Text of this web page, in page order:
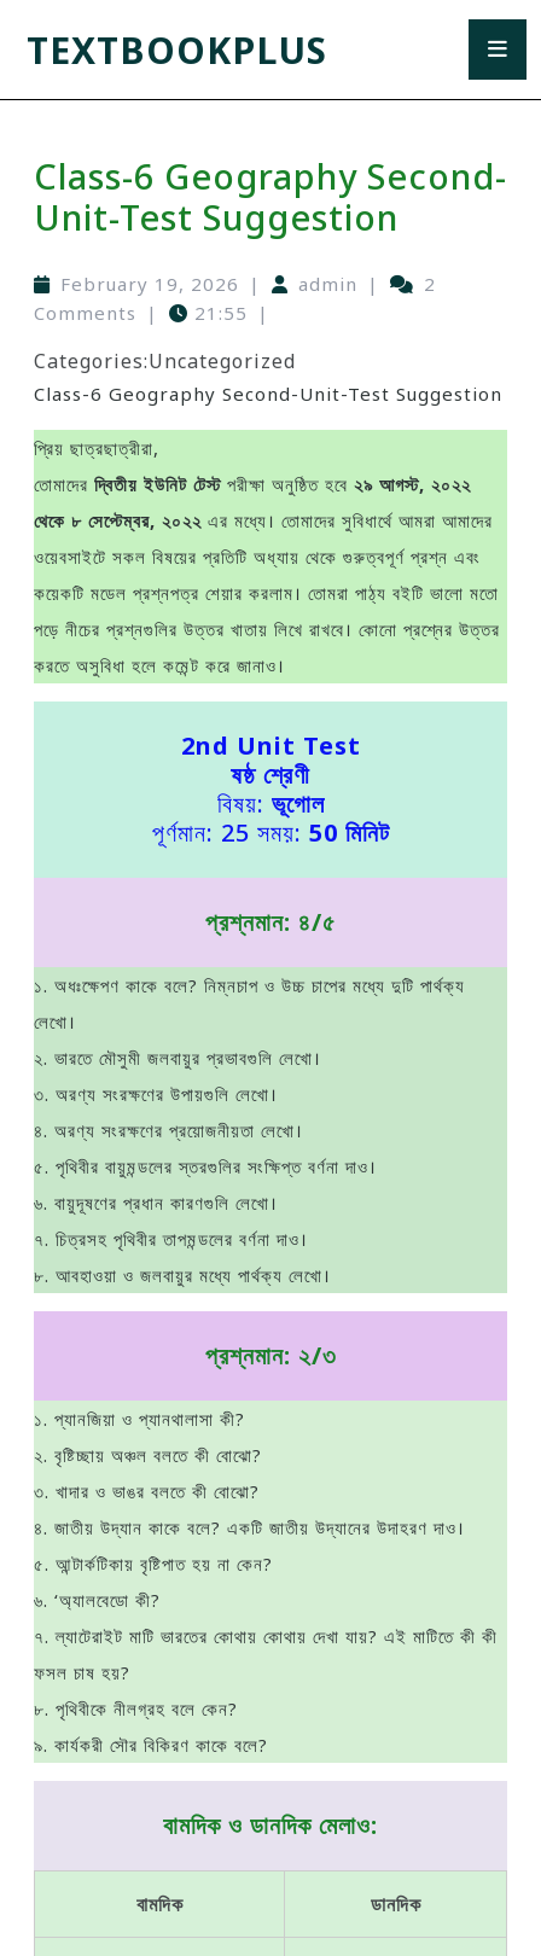
TEXTBOOKPLUS
Class-6 Geography Second-
Unit-Test Suggestion
February 19, 2026 | admin |
2
Comments
| 21:55 |
Categories:Uncategorized
Class-6 Geography Second-Unit-Test Suggestion
প্রিয় ছাত্রছাত্রীরা,
তোমাদের দ্বিতীয় ইউনিট টেস্টপরীক্ষা অনুষ্ঠিত হবে ২৯ আগস্ট, ২০২২
থেকে ৮ সেপ্টেম্বর, ২০২২ এর মধ্যে। তোমাদের সুবিধার্থে আমরা আমাদের
ওয়েবসাইটে সকল বিষয়ের প্রতিটি অধ্যায় থেকে গুরুত্বপূর্ণ প্রশ্ন এবং
কয়েকটি মডেল প্রশ্নপত্র শেয়ার করলাম। তোমরা পাঠ্য বইটি ভালো মতো
পড়ে নীচের প্রশ্নগুলির উত্তর খাতায় লিখে রাখবে। কোনো প্রশ্নের উত্তর
করতে অসুবিধা হলে কমেন্ট করে জানাও।
2nd Unit Test
ষষ্ঠ শ্রেণী
বিষয়: ভূগোল
পূর্ণমান: 25 সময়: 50 মিনিট
প্রশ্নমান: ৪/৫
১. অধঃক্ষেপণ কাকে বলে? নিম্নচাপ ও উচ্চ চাপের মধ্যে দুটি পার্থক্য
লেখো।
২. ভারতে মৌসুমী জলবায়ুর প্রভাবগুলি লেখো।
৩. অরণ্য সংরক্ষণের উপায়গুলি লেখো।
৪. অরণ্য সংরক্ষণের প্রয়োজনীয়তা লেখো।
৫. পৃথিবীর বায়ুমন্ডলের স্তরগুলির সংক্ষিপ্ত বর্ণনা দাও।
৬. বায়ুদূষণের প্রধান কারণগুলি লেখো।
৭. চিত্রসহ পৃথিবীর তাপমন্ডলের বর্ণনা দাও।
৮. আবহাওয়া ও জলবায়ুর মধ্যে পার্থক্য লেখো।
প্রশ্নমান: ২/৩
১. প্যানজিয়া ও প্যানথালাসা কী?
২. বৃষ্টিচ্ছায় অঞ্চল বলতে কী বোঝো?
৩. খাদার ও ভাঙর বলতে কী বোঝো?
৪. জাতীয় উদ্যান কাকে বলে? একটি জাতীয় উদ্যানের উদাহরণ দাও।
৫. আন্টার্কটিকায় বৃষ্টিপাত হয় না কেন?
৬. ‘অ্যালবেডো কী?
৭. ল্যাটেরাইট মাটি ভারতের কোথায় কোথায় দেখা যায়? এই মাটিতে কী কী
ফসল চাষ হয়?
৮. পৃথিবীকে নীলগ্রহ বলে কেন?
৯. কার্যকরী সৌর বিকিরণ কাকে বলে?
বামদিক ও ডানদিক মেলাও:
বামদিক ডানদিক